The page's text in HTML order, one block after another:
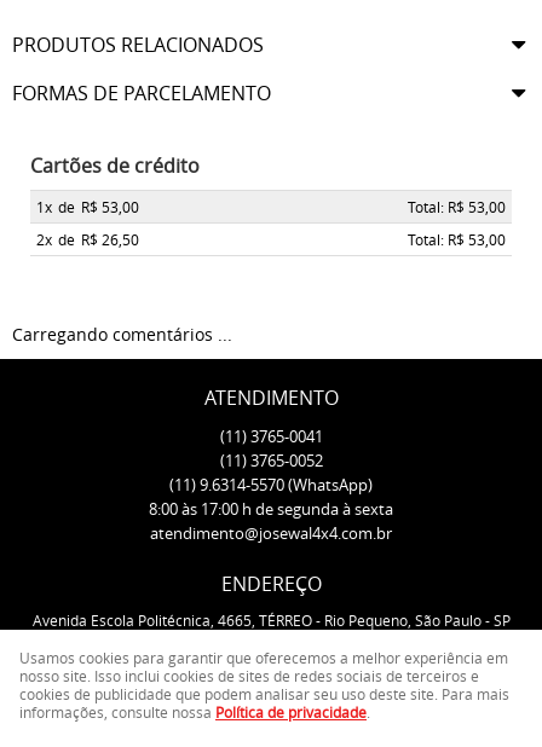
PRODUTOS RELACIONADOS
FORMAS DE PARCELAMENTO
Cartões de crédito
1x de R$ 53,00
Total: R$ 53,00
2x de R$ 26,50 Total: R$ 53,00
Carregando comentários ...
ATENDIMENTO
(11)3765-0041
(11)3765-0052
(11)9.6314-5570(WhatsApp)
8:00 às 17:00 h de segunda à sexta
atendimento@josewal4x4.com.br
ENDEREÇO
Avenida Escola Politécnica, 4665, TÉRREO- Rio Pequeno, São Paulo-SP
LOJA VIRTUAL CRIADA POR
Usamos cookies para garantir que oferecemos a melhor experiência em
nosso site. Isso inclui cookies de sites de redes sociais de terceiros e
cookies de publicidade que podem analisar seu uso deste site. Para mais
informações, consulte nossa Política de privacidade